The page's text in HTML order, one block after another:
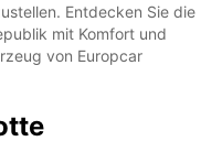
Entdecken Sie die
mit Komfort und
von Europcar